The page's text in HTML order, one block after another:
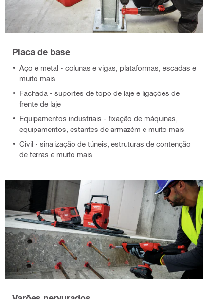
Placa de base
Aço e metal - colunas e vigas, plataformas, escadas e
muito mais
Fachada - suportes de topo de laje e ligações de
frente de laje
Equipamentos industriais - fixação de máquinas,
equipamentos, estantes de armazém e muito mais
Civil - sinalização de túneis, estruturas de contenção
de terras e muito mais